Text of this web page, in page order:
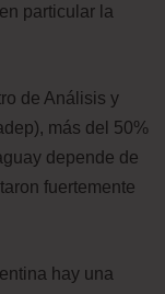
particular la
de Análisis y
más del 50%
depende de
fuertemente
hay una